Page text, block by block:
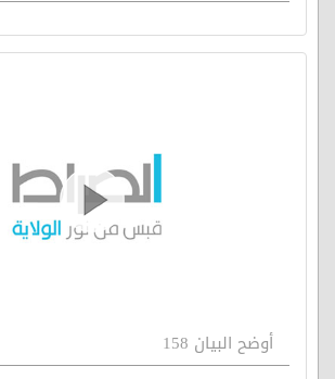
أوضح البيان 158